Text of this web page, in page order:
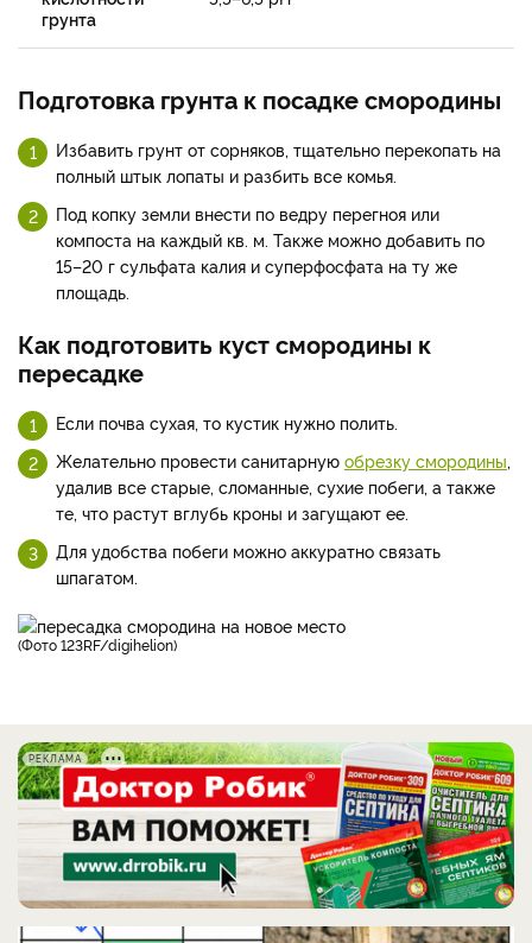
грунта
Подготовка грунта к посадке смородины
Избавить грунт от сорняков, тщательно перекопать на
полный штык лопаты и разбить все комья.
Под копку земли внести по ведру перегноя или
компоста на каждый кв. м. Также можно добавить по
15–20 г сульфата калия и суперфосфата на ту же
площадь.
Как подготовить куст смородины к
пересадке
Если почва сухая, то кустик нужно полить.
Желательно провести санитарную обрезку смородины,
удалив все старые, сломанные, сухие побеги, а также
те, что растут вглубь кроны и загущают ее.
Для удобства побеги можно аккуратно связать
шпагатом.
(фото 123RF/digihelion)
РЕКЛАМА